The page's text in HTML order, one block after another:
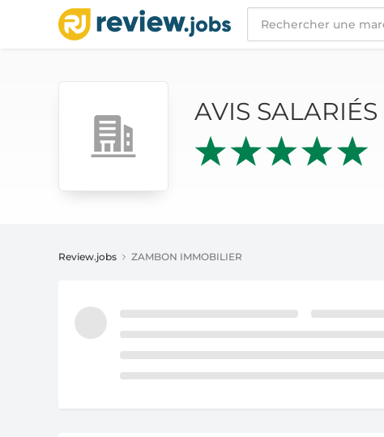
AVIS SALARIÉS ZAMBON IMMOBILIER
AVIS SALARIÉS
Review.jobs ZAMBON IMMOBILIER